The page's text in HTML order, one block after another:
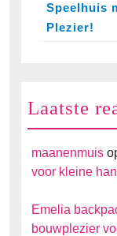
Speelhuis
Plezier!
Laatste
maanenmuis
voor kleine
Emelia
bouwplezier